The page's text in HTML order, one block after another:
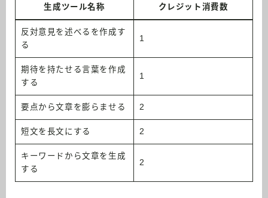
生成ツール名称 クレジット消費数
反対意見を述べるを作成す
る
1
期待を持たせる言葉を作成
する
1
要点から文章を膨らませる 2
短文を長文にする 2
キーワードから文章を生成
する
2